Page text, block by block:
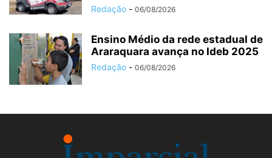
Redação - 06/08/2026
Ensino Médio da rede estadual de
Araraquara avança no Ideb 2025
Redação - 06/08/2026